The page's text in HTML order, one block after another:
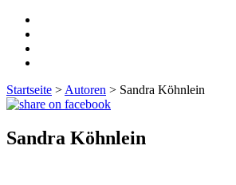
Startseite > Autoren > Sandra Köhnlein
Sandra Köhnlein